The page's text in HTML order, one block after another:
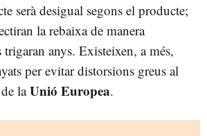
serà desigual segons el producte;
la rebaixa de manera
anys. Existeixen, a més,
per evitar distorsions greus al
de laUnió Europea.